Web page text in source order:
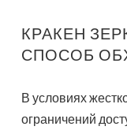
КРАКЕН
СПОСОБ
В условиях
ограничений